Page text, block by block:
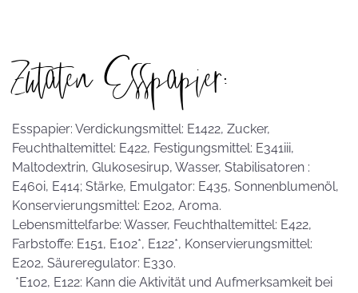
Zutaten Esspapier:
Esspapier: Verdickungsmittel: E1422, Zucker,
Feuchthaltemittel: E422, Festigungsmittel: E341iii,
Maltodextrin, Glukosesirup, Wasser, Stabilisatoren :
E460i, E414; Stärke, Emulgator: E435, Sonnenblumenöl,
Konservierungsmittel: E202, Aroma.
Lebensmittelfarbe: Wasser, Feuchthaltemittel: E422,
Farbstoffe: E151, E102*, E122*, Konservierungsmittel:
E202, Säureregulator: E330.
*E102, E122: Kann die Aktivität und Aufmerksamkeit bei